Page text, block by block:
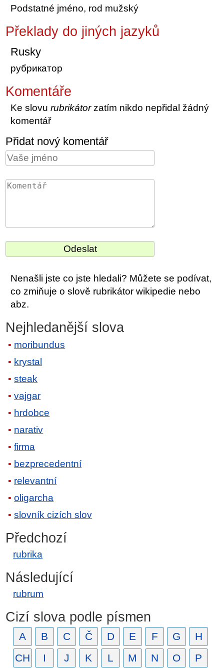
Podstatné jméno, rod mužský
Překlady do jiných jazyků
Rusky
рубрикатор
Komentáře
Ke slovurubrikátorzatím nikdo nepřidal žádný
komentář
Přidat nový komentář
Nenašli jste co jste hledali? Můžete se podívat,
co zmiňuje o slově rubrikátor wikipedie nebo
abz.
Nejhledanější slova
moribundus
krystal
steak
vajgar
hrdobce
narativ
firma
bezprecedentní
relevantní
oligarcha
slovník cizích slov
Předchozí
rubrika
Následující
rubrum
Cizí slova podle písmen
A B C Č D E F G
H
CH
I J K L M N O P